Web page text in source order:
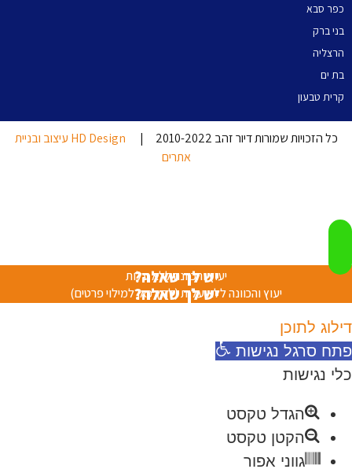
כפר סבא
בני ברק
הרצליה
בת ים
קרית טבעון
כל הזכויות שמורות דיור זהב 2010-2022 |
HD Design עיצוב ובניית
אתרים
יש לך שאלה?
יעוץ והכוונה ללא עלות
יש לך שאלה?
יעוץ והכוונה ללא עלות (לחץ כאן למילוי פרטים)
דילוג לתוכן
פתח סרגל נגישות
כלי נגישות
הגדל טקסט
הקטן טקסט
גווני אפור